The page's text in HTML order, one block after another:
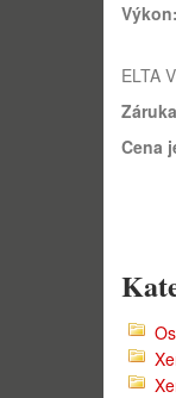
Výkon:
ELTA
Cena